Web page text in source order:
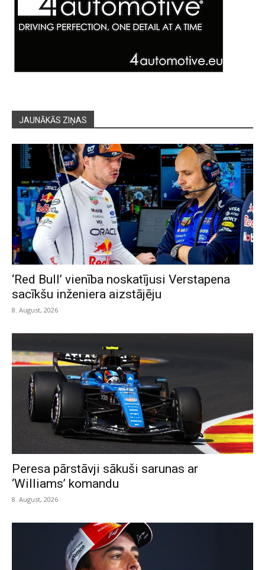
JAUNĀKĀS ZIŅAS
‘Red Bull’ vienība noskatījusi Verstapena
sacīkšu inženiera aizstājēju
8. August, 2026
Peresa pārstāvji sākuši sarunas ar
‘Williams’ komandu
8. August, 2026